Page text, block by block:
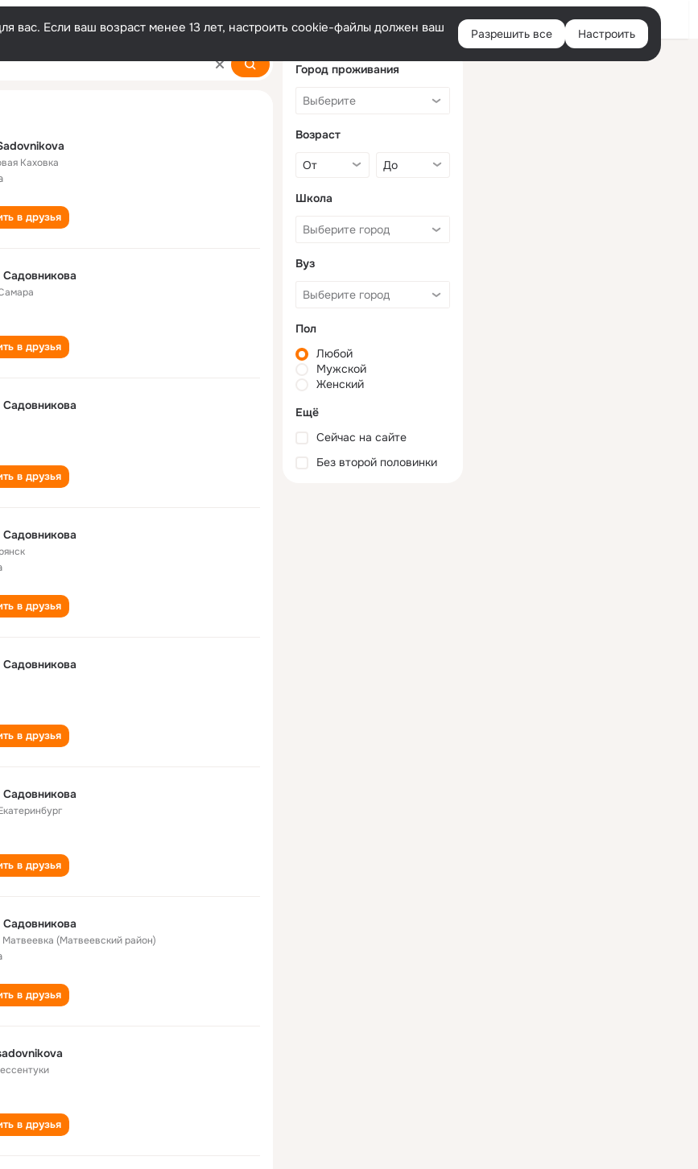
Войти
вас. Если ваш возраст менее 13 лет, настроить cookie-файлы должен ваш
Разрешить все Настроить
Каховка
в друзья
в друзья
в друзья
в друзья
в друзья
в друзья
Матвеевка (Матвеевский район)
в друзья
в друзья
Город проживания
Возраст
Школа
Вуз
Пол
Любой
Мужской
Женский
Ещё
Сейчас на сайте
Без второй половинки